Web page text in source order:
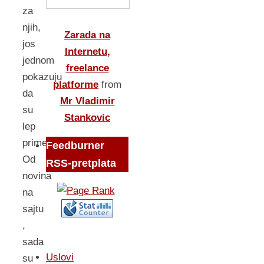
za
njih,
jos
jednom
pokazuju
da
su
lep
primer!
Od
novina
na
sajtu
,
sada
su
Zarada na
Internetu,
freelance
platforme from
Mr Vladimir
Stankovic
Feedburner
RSS-pretplata
Uslovi